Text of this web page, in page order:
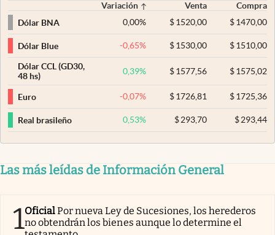
Variación Venta
Compra
Dólar BNA
0,00% $ 1520,00 $1470,00
Dólar Blue -0,65% $ 1530,00 $1510,00
Dólar CCL (GD30,
48 hs)
0,39% $ 1577,56 $1575,02
Euro -0,07% $ 1726,81 $1725,36
Real brasileño 0,53% $293,70 $293,44
Las más leídas de Información General
1OficialPor nueva Ley de Sucesiones, los herederos
no obtendrán los bienes aunque lo determine el